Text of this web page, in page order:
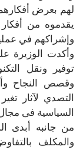
لهم بعرض
يقدموه من
وإشراكهم في
وأكدت الوزيرة
توفير ونقل
وقصص النجاح
التصدي لآثار
السياسية فى
من جانبه أبدى
والمكلف